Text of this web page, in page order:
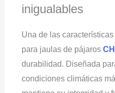
inigualables
Una de las
para jaulas de pájaros
durabilidad. Diseñada
condiciones climáticas